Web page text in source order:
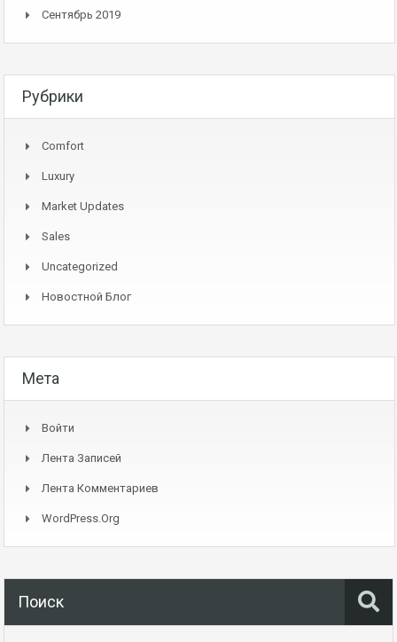
Сентябрь 2019
Рубрики
Comfort
Luxury
Market Updates
Sales
Uncategorized
Новостной Блог
Мета
Войти
Лента Записей
Лента Комментариев
WordPress.org
Поиск